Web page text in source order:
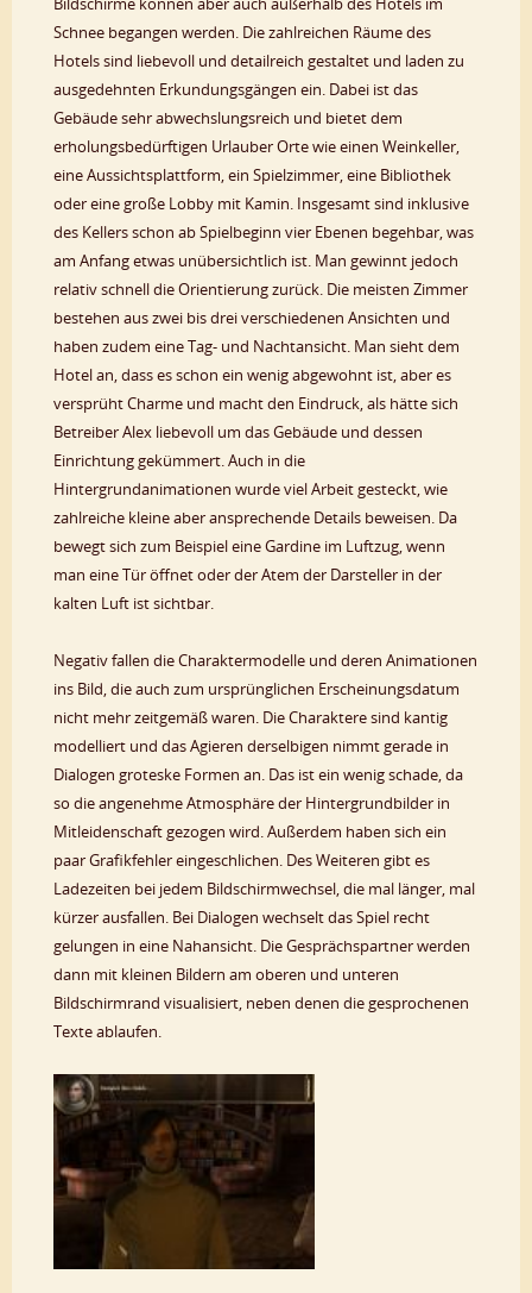
Schnee begangen werden. Die zahlreichen Räume des
Hotels sind liebevoll und detailreich gestaltet und laden zu
ausgedehnten Erkundungsgängen ein. Dabei ist das
Gebäude sehr abwechslungsreich und bietet dem
erholungsbedürftigen Urlauber Orte wie einen Weinkeller,
eine Aussichtsplattform, ein Spielzimmer, eine Bibliothek
oder eine große Lobby mit Kamin. Insgesamt sind inklusive
des Kellers schon ab Spielbeginn vier Ebenen begehbar, was
am Anfang etwas unübersichtlich ist. Man gewinnt jedoch
relativ schnell die Orientierung zurück. Die meisten Zimmer
bestehen aus zwei bis drei verschiedenen Ansichten und
haben zudem eine Tag- und Nachtansicht. Man sieht dem
Hotel an, dass es schon ein wenig abgewohnt ist, aber es
versprüht Charme und macht den Eindruck, als hätte sich
Betreiber Alex liebevoll um das Gebäude und dessen
Einrichtung gekümmert. Auch in die
Hintergrundanimationen wurde viel Arbeit gesteckt, wie
zahlreiche kleine aber ansprechende Details beweisen. Da
bewegt sich zum Beispiel eine Gardine im Luftzug, wenn
man eine Tür öffnet oder der Atem der Darsteller in der
kalten Luft ist sichtbar.
Negativ fallen die Charaktermodelle und deren Animationen
ins Bild, die auch zum ursprünglichen Erscheinungsdatum
nicht mehr zeitgemäß waren. Die Charaktere sind kantig
modelliert und das Agieren derselbigen nimmt gerade in
Dialogen groteske Formen an. Das ist ein wenig schade, da
so die angenehme Atmosphäre der Hintergrundbilder in
Mitleidenschaft gezogen wird. Außerdem haben sich ein
paar Grafikfehler eingeschlichen. Des Weiteren gibt es
Ladezeiten bei jedem Bildschirmwechsel, die mal länger, mal
kürzer ausfallen. Bei Dialogen wechselt das Spiel recht
gelungen in eine Nahansicht. Die Gesprächspartner werden
dann mit kleinen Bildern am oberen und unteren
Bildschirmrand visualisiert, neben denen die gesprochenen
Texte ablaufen.